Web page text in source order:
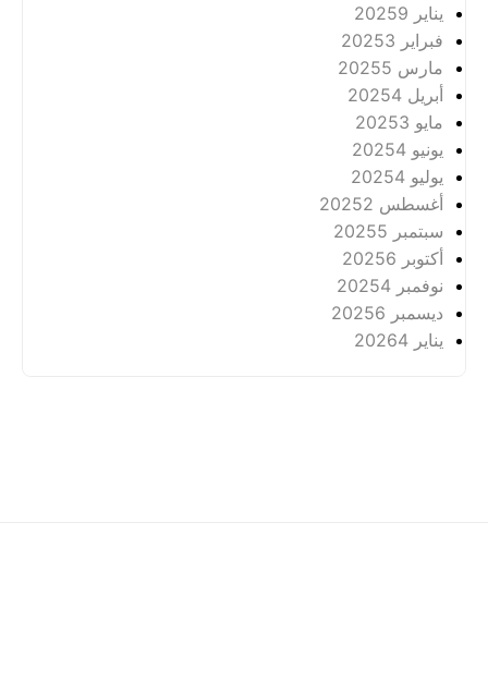
يناير 2025 9
فبراير 2025 3
مارس 2025 5
أبريل 2025 4
مايو 2025 3
يونيو 2025 4
يوليو 2025 4
أغسطس 2025 2
سبتمبر 2025 5
أكتوبر 2025 6
نوفمبر 2025 4
ديسمبر 2025 6
يناير 2026 4